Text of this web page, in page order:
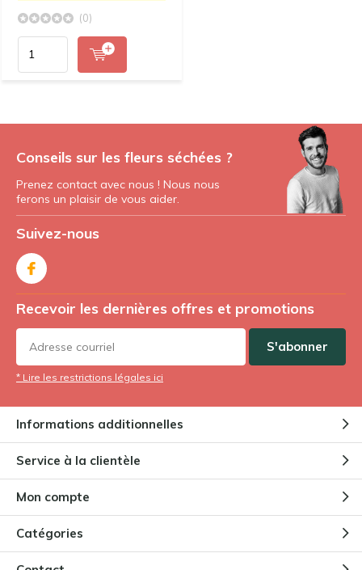
(0)
Conseils sur les fleurs séchées ?
Prenez contact avec nous ! Nous nous
ferons un plaisir de vous aider.
Suivez-nous
Recevoir les dernières offres et promotions
S'abonner
* Lire les restrictions légales ici
Informations additionnelles
Service à la clientèle
Mon compte
Catégories